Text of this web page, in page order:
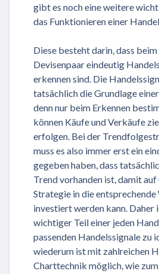
gibt es noch eine weitere
das Funktionieren einer
Diese besteht darin, dass
Devisenpaar eindeutig
erkennen sind. Die
tatsächlich die Grundlage
denn nur beim Erkennen
können Käufe und Verkäufe
erfolgen. Bei der
muss es also immer erst ein
gegeben haben, dass
Trend vorhanden ist, damit
Strategie in die entsprechende
investiert werden kann. Daher
wichtiger Teil einer jeden
passenden Handelssignale zu
wiederum ist mit zahlreichen
Charttechnik möglich, wie